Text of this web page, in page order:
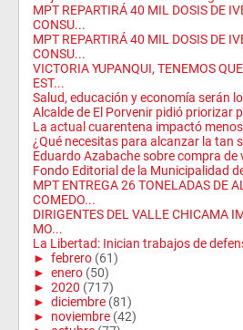
MPT REPARTIRÁ 40 MIL DOSIS DE
CONSU...
MPT REPARTIRÁ 40 MIL DOSIS DE
CONSU...
VICTORIA YUPANQUI, TENEMOS
EST...
Salud, educación y economía serán
Alcalde de El Porvenir pidió priorizar
La actual cuarentena impactó
¿Qué necesitas para alcanzar la tan
Eduardo Azabache sobre compra de
Fondo Editorial de la Municipalidad
MPT ENTREGA 26 TONELADAS DE
COMEDO...
DIRIGENTES DEL VALLE CHICAMA
MO...
La Libertad: Inician trabajos de
► febrero (61)
► enero (50)
► 2020 (717)
► diciembre (81)
► noviembre (42)